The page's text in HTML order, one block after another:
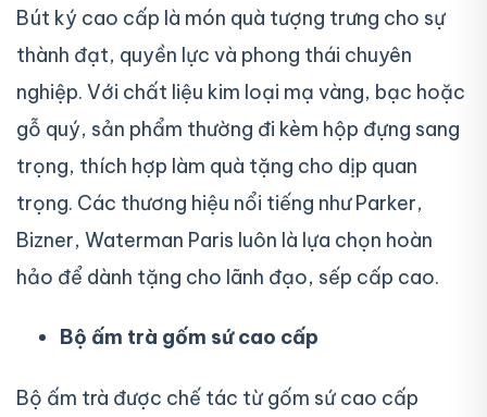
Bút ký cao cấp là món quà tượng trưng cho sự
thành đạt, quyền lực và phong thái chuyên
nghiệp. Với chất liệu kim loại mạ vàng, bạc hoặc
gỗ quý, sản phẩm thường đi kèm hộp đựng sang
trọng, thích hợp làm quà tặng cho dịp quan
trọng. Các thương hiệu nổi tiếng như Parker,
Bizner, Waterman Paris luôn là lựa chọn hoàn
hảo để dành tặng cho lãnh đạo, sếp cấp cao.
Bộ ấm trà gốm sứ cao cấp
Bộ ấm trà được chế tác từ gốm sứ cao cấp